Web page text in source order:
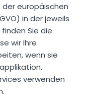
europäischen
in der jeweils
Sie die
wir Ihre
wenn sie
verwenden